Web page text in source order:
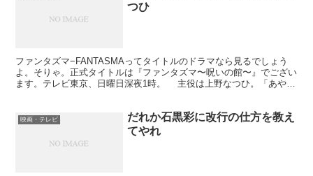
つひ
ファンタズマ−FANTASMAってタイトルのドラマなら見るでしょう
よ。そりゃ。正式タイトルは『ファンタズマ〜呪いの館〜』でござい
ます。テレビ東京、日曜日深夜1時。 主役は上野なつひ。「あや」
映画・テレビ
だれか石黒彩に改行の仕方を教え
てやれ